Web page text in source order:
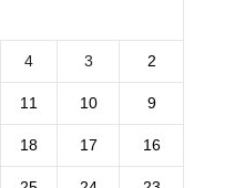
2
3
4
9
10
11
16
17
18